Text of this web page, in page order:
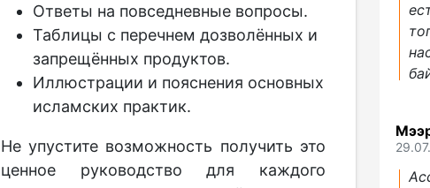
Ответы на повседневные вопросы.
Таблицы с перечнем дозволённых и
запрещённых продуктов.
Иллюстрации и пояснения основных
исламских практик.
Не упустите возможность получить это
ценное руководство для каждого